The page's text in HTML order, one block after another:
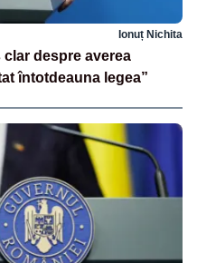
Ionuț Nichita
clar despre averea
întotdeauna legea”